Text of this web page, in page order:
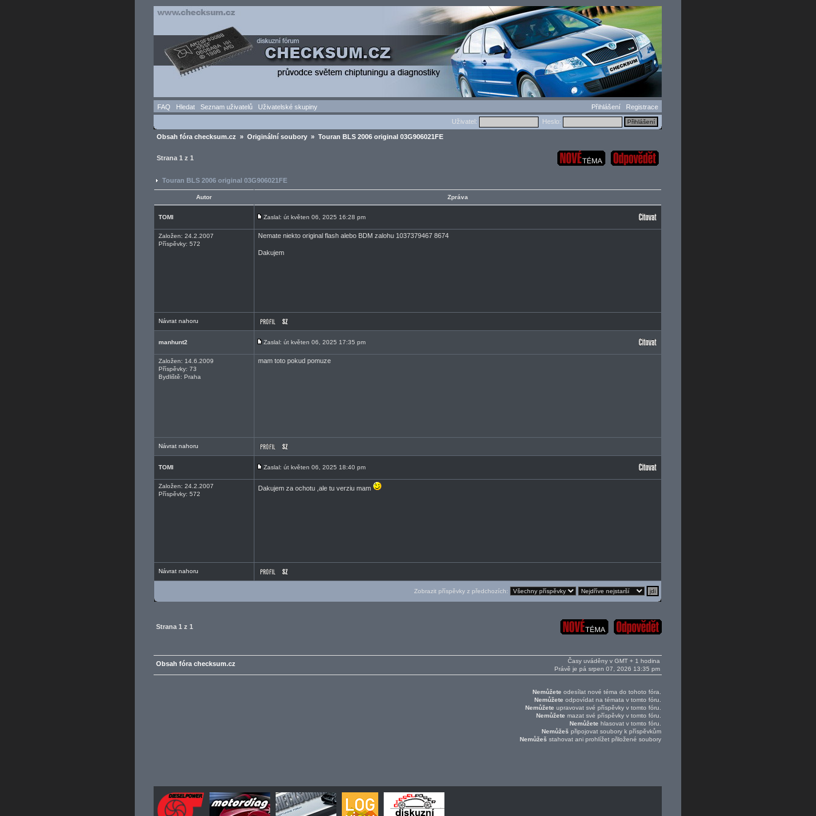
FAQ Hledat Seznam uživatelů Uživatelské skupiny Přihlášení
Registrace
Uživatel:
Heslo:
Obsah fóra checksum.cz » Originální soubory » Touran BLS 2006 original 03G906021FE
Strana 1 z 1
Touran BLS 2006 original 03G906021FE
Autor Zpráva
TOMI Zaslal: út květen 06, 2025 16:28 pm
Založen: 24.2.2007
Příspěvky: 572
Nemate niekto original flash alebo BDM zalohu 1037379467 8674
Dakujem
Návrat nahoru
manhunt2 Zaslal: út květen 06, 2025 17:35 pm
Založen: 14.6.2009
Příspěvky: 73
Bydliště: Praha
mam toto pokud pomuze
Návrat nahoru
TOMI Zaslal: út květen 06, 2025 18:40 pm
Založen: 24.2.2007
Příspěvky: 572
Dakujem za ochotu ,ale tu verziu mam
Návrat nahoru
Zobrazit příspěvky z předchozích:
Strana 1 z 1
Časy uváděny v GMT + 1 hodina
Právě je pá srpen 07, 2026 13:35 pm
Obsah fóra checksum.cz
Nemůžete odesílat nové téma do tohoto fóra.
Nemůžete odpovídat na témata v tomto fóru.
Nemůžete upravovat své příspěvky v tomto fóru.
Nemůžete mazat své příspěvky v tomto fóru.
Nemůžete hlasovat v tomto fóru.
Nemůžeš připojovat soubory k příspěvkům
Nemůžeš stahovat ani prohlížet přiložené soubory